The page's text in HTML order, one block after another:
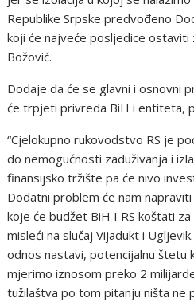
Republike Srpske predvođeno
koji će najveće posljedice ostaviti
Božović.
Dodaje da će se glavni i osnovni
će trpjeti privreda BiH i entiteta,
“Cjelokupno rukovodstvo RS je
do nemogućnosti zaduživanja i
finansijsko tržište pa će nivo
Dodatni problem će nam
koje će budžet BiH I RS koštati
misleći na slučaj Vijadukt i
odnos nastavi, potencijalnu
mjerimo iznosom preko 2
tužilaštva po tom pitanju ništa ne